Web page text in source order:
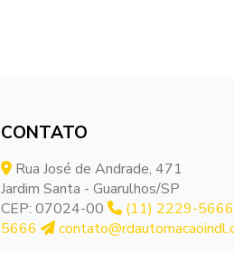
CONTATO
Rua José de Andrade, 471
Jardim Santa - Guarulhos/SP
CEP: 07024-00
(11) 2229-5666
5666